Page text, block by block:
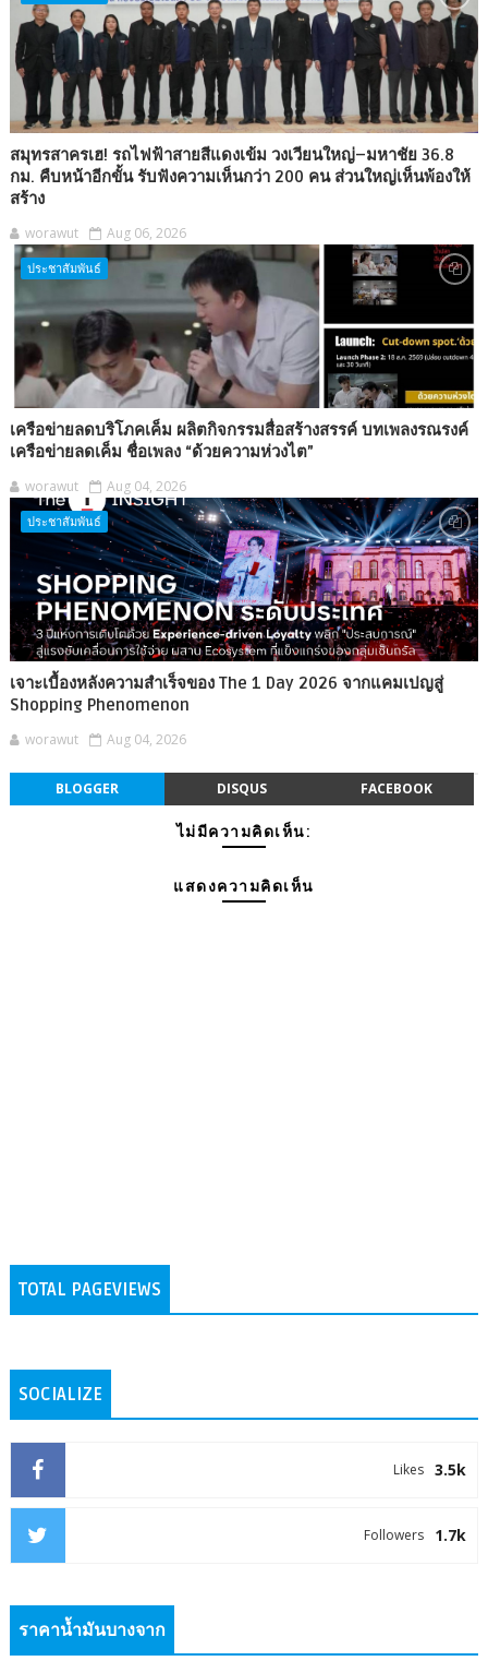
สมุทรสาครเฮ! รถไฟฟ้าสายสีแดงเข้ม วงเวียนใหญ่–มหาชัย 36.8
กม. คืบหน้าอีกขั้น รับฟังความเห็นกว่า 200 คน ส่วนใหญ่เห็นพ้องให้
สร้าง
worawut Aug 06, 2026
ประชาสัมพันธ์
เครือข่ายลดบริโภคเค็ม ผลิตกิจกรรมสื่อสร้างสรรค์ บทเพลงรณรงค์
เครือข่ายลดเค็ม ชื่อเพลง “ด้วยความห่วงไต”
worawut Aug 04, 2026
ประชาสัมพันธ์
เจาะเบื้องหลังความสำเร็จของ The 1 Day 2026 จากแคมเปญสู่
Shopping Phenomenon
worawut Aug 04, 2026
BLOGGER DISQUS FACEBOOK
ไม่มีความคิดเห็น:
แสดงความคิดเห็น
TOTAL PAGEVIEWS
SOCIALIZE
3.5k
Likes
1.7k
Followers
ราคาน้ำมันบางจาก